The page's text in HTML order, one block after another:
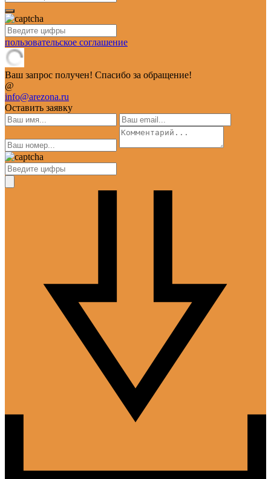
пользовательское соглашение
Ваш запрос получен! Спасибо за обращение!
@
info@arezona.ru
Оставить заявку